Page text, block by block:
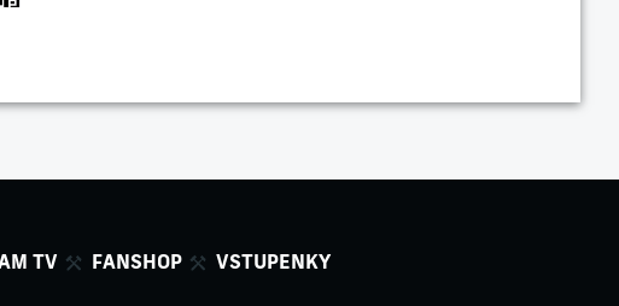
TV FANSHOP VSTUPENKY